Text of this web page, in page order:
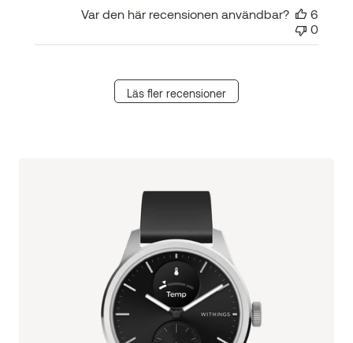
Var den här recensionen användbar?
6
0
Läs fler recensioner